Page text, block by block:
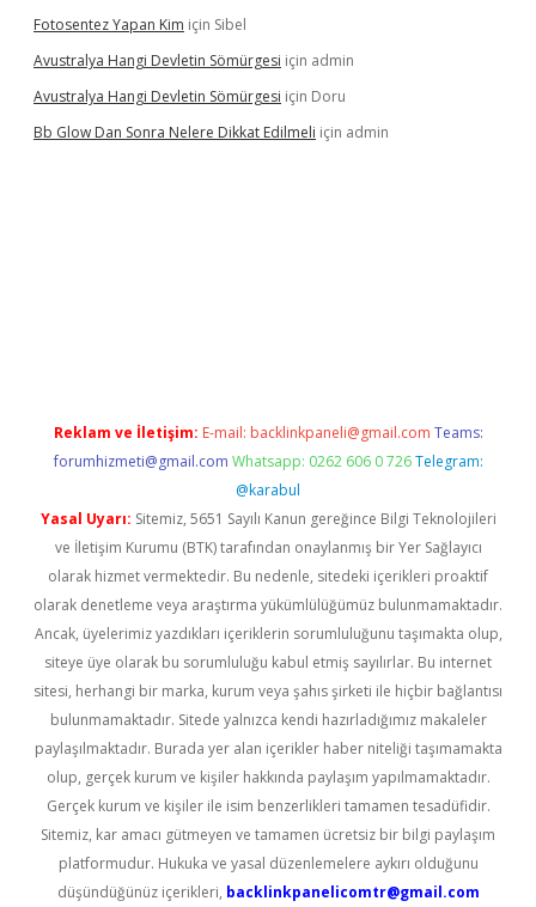
Fotosentez Yapan Kim için Sibel
Avustralya Hangi Devletin Sömürgesi için admin
Avustralya Hangi Devletin Sömürgesi için Doru
Bb Glow Dan Sonra Nelere Dikkat Edilmeli için admin
Reklam ve İletişim: E-mail: backlinkpaneli@gmail.com Teams:
forumhizmeti@gmail.com Whatsapp: 0262 606 0 726 Telegram:
@karabul
Yasal Uyarı: Sitemiz, 5651 Sayılı Kanun gereğince Bilgi Teknolojileri
ve İletişim Kurumu (BTK) tarafından onaylanmış bir Yer Sağlayıcı
olarak hizmet vermektedir. Bu nedenle, sitedeki içerikleri proaktif
olarak denetleme veya araştırma yükümlülüğümüz bulunmamaktadır.
Ancak, üyelerimiz yazdıkları içeriklerin sorumluluğunu taşımakta olup,
siteye üye olarak bu sorumluluğu kabul etmiş sayılırlar. Bu internet
sitesi, herhangi bir marka, kurum veya şahıs şirketi ile hiçbir bağlantısı
bulunmamaktadır. Sitede yalnızca kendi hazırladığımız makaleler
paylaşılmaktadır. Burada yer alan içerikler haber niteliği taşımamakta
olup, gerçek kurum ve kişiler hakkında paylaşım yapılmamaktadır.
Gerçek kurum ve kişiler ile isim benzerlikleri tamamen tesadüfidir.
Sitemiz, kar amacı gütmeyen ve tamamen ücretsiz bir bilgi paylaşım
platformudur. Hukuka ve yasal düzenlemelere aykırı olduğunu
düşündüğünüz içerikleri, backlinkpanelicomtr@gmail.com